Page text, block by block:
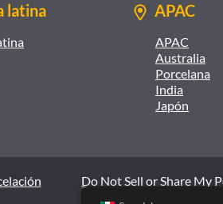
latina APAC
APAC
Australia
Porcelana
India
Japón
Do Not Sell or Share My